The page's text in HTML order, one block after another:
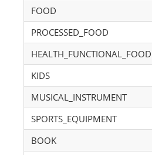
FOOD
PROCESSED_FOOD
HEALTH_FUNCTIONAL_FOOD
KIDS
MUSICAL_INSTRUMENT
SPORTS_EQUIPMENT
BOOK